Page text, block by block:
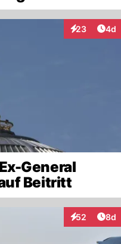
23
Interaktionen
4d
General
Beitritt
52
Interaktionen
8d